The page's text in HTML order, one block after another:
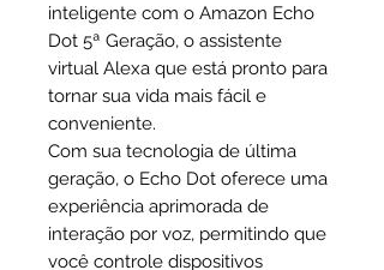
inteligente com o Amazon Echo
Dot 5ª Geração, o assistente
virtual Alexa que está pronto para
tornar sua vida mais fácil e
conveniente.
Com sua tecnologia de última
geração, o Echo Dot oferece uma
experiência aprimorada de
interação por voz, permitindo que
você controle dispositivos